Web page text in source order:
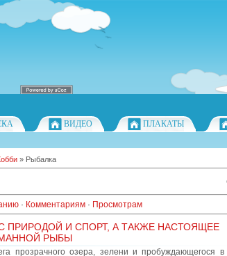
ВИДЕО ПЛАКАТЫ
» Рыбалка
· Комментариям · Просмотрам
ПРИРОДОЙ И СПОРТ, А ТАКЖЕ НАСТОЯЩЕЕ
РЫБЫ
прозрачного озера, зелени и пробуждающегося в